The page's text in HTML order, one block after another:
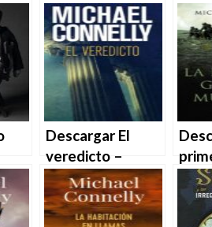
misterios) de
Xesús Fraga en
EPUB | PDF |
MOBI
en
el
en
Descargar El
veredicto –
Michael Connelly
en EPUB | PDF |
MOBI
en